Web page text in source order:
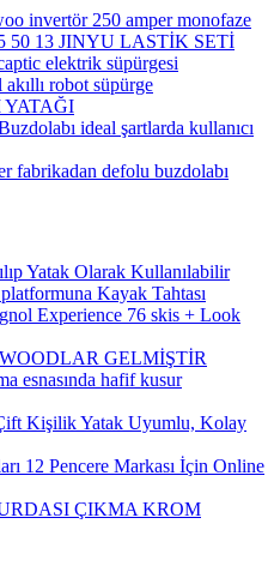
invertör 250 amper monofaze
50 13 JINYU LASTİK SETİ
elektrik süpürgesi
robot süpürge
YATAĞI
ideal şartlarda kullanıcı
fabrikadan defolu buzdolabı
Yatak Olarak Kullanılabilir
Kayak Tahtası
Experience 76 skis + Look
GELMİŞTİR
esnasında hafif kusur
Kişilik Yatak Uyumlu, Kolay
12 Pencere Markası İçin Online
ÇIKMA KROM